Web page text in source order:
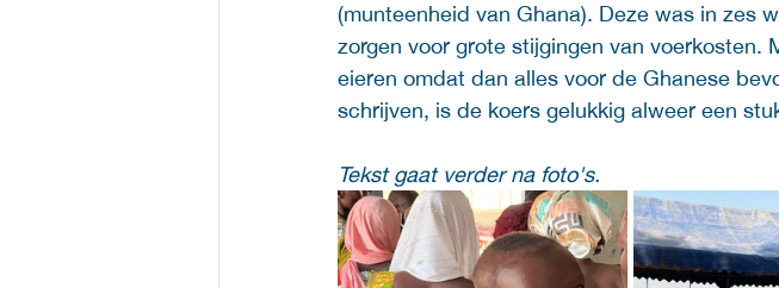
(munteenheid van Ghana). Deze was in zes
zorgen voor grote stijgingen van voerkosten.
eieren omdat dan alles voor de Ghanese
schrijven, is de koers gelukkig alweer een
Tekst gaat verder na foto's.